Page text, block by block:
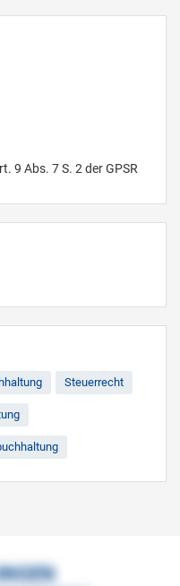
9 Abs. 7 S. 2 der GPSR
Steuerrecht